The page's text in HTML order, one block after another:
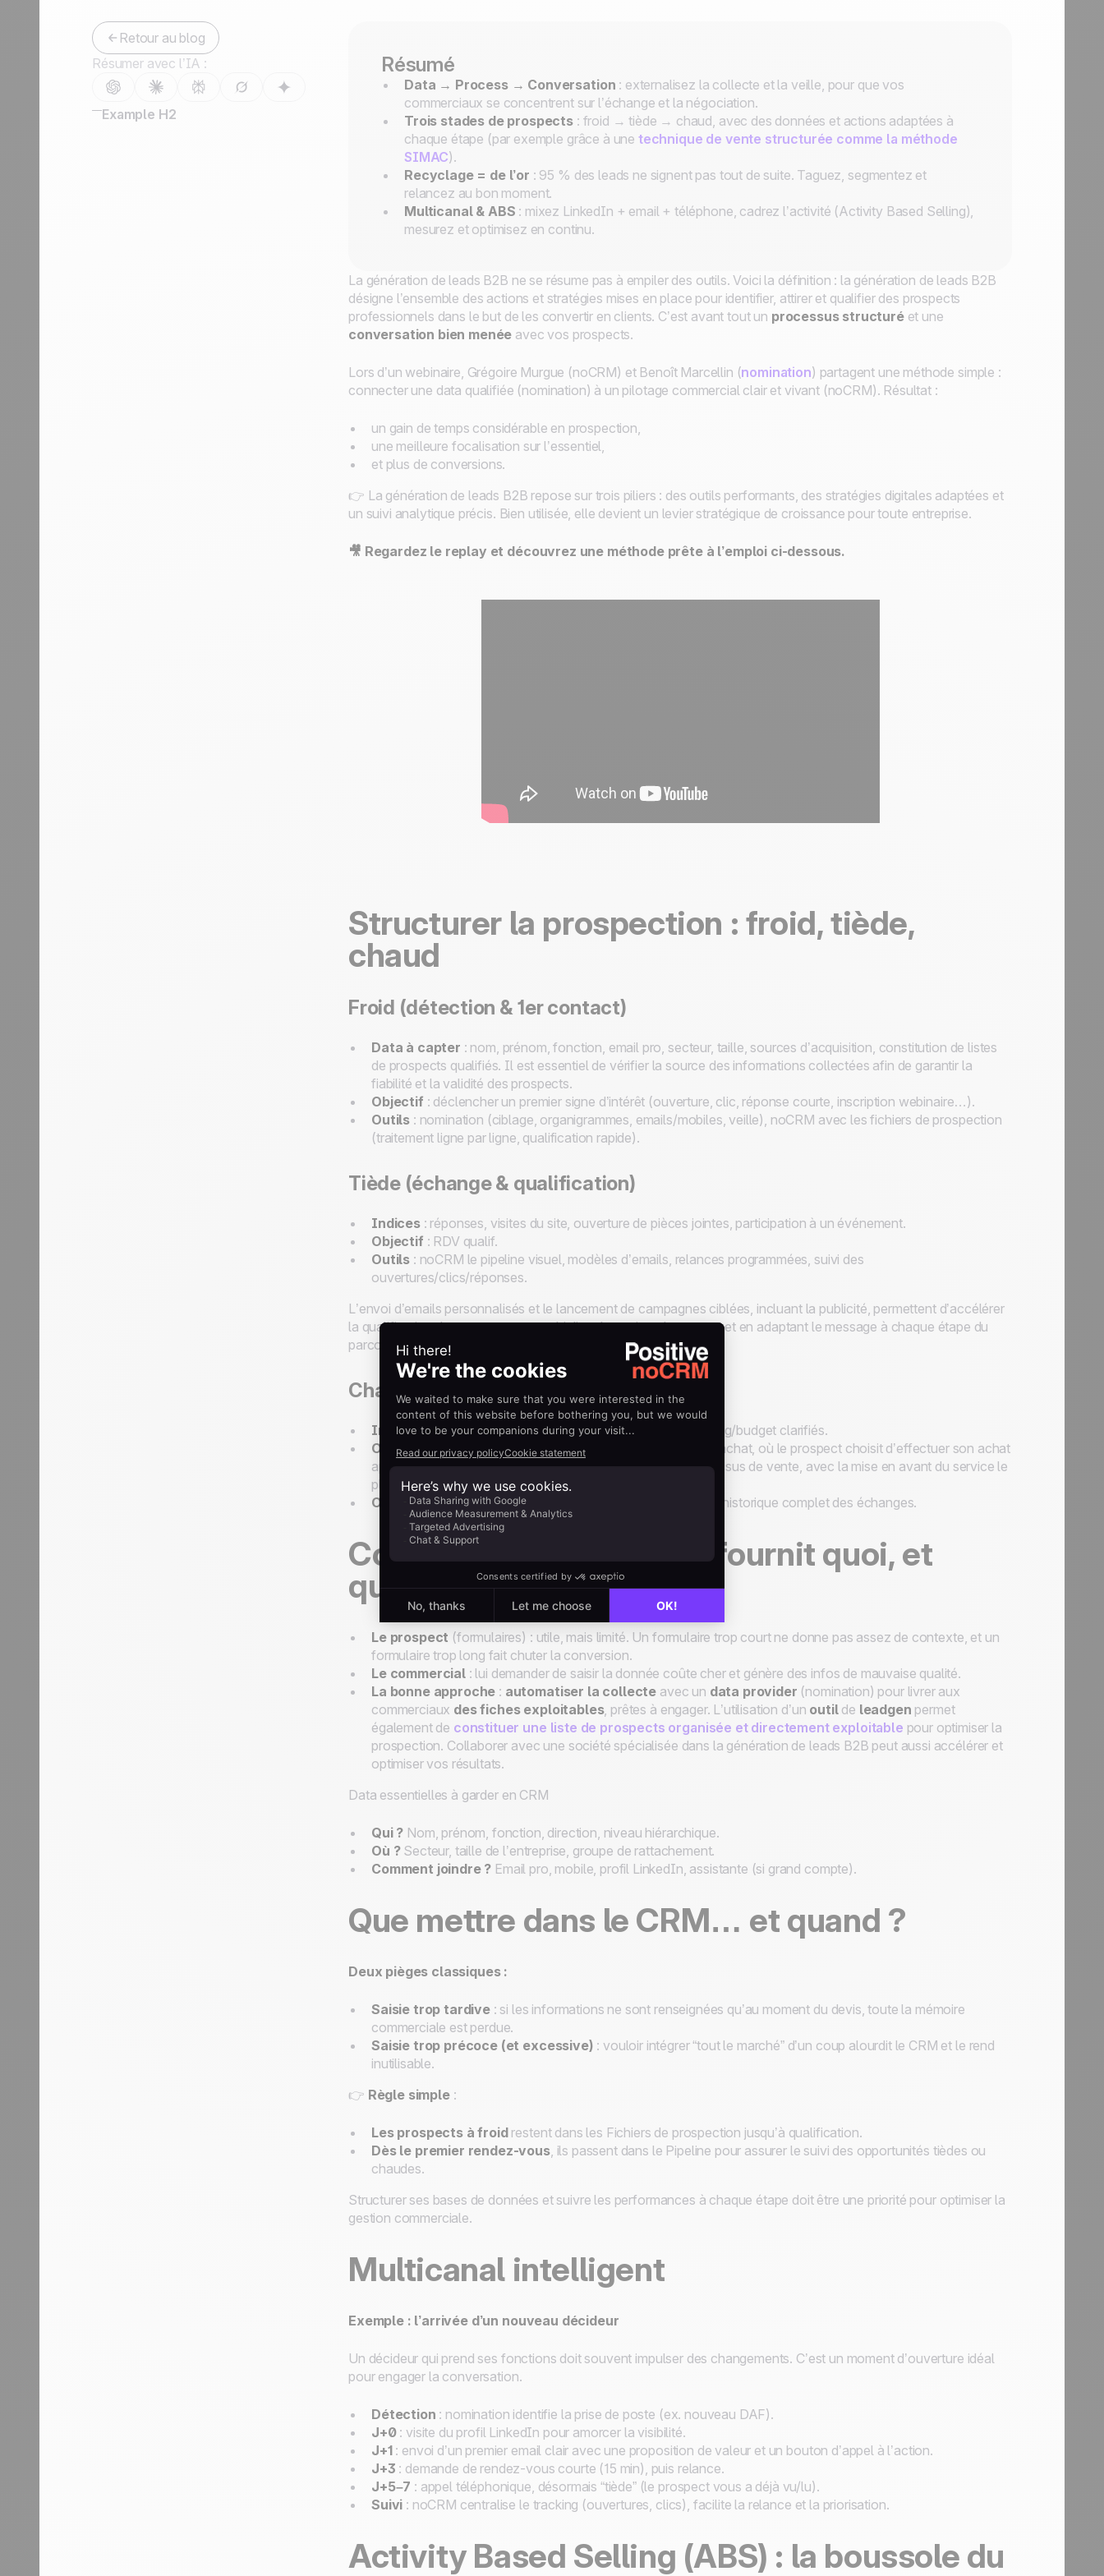
Retour au blog
Résumer avec l’IA :
Example H2
Résumé
Data → Process → Conversation : externalisez la collecte et la veille, pour que vos
commerciaux se concentrent sur l’échange et la négociation.
Trois stades de prospects : froid → tiède → chaud, avec des données et actions adaptées à
chaque étape (par exemple grâce à une technique de vente structurée comme la méthode
SIMAC).
Recyclage = de l’or : 95 % des leads ne signent pas tout de suite. Taguez, segmentez et
relancez au bon moment.
Multicanal & ABS : mixez LinkedIn + email + téléphone, cadrez l’activité (Activity Based Selling),
mesurez et optimisez en continu.
La génération de leads B2B ne se résume pas à empiler des outils. Voici la définition : la génération de leads B2B
désigne l’ensemble des actions et stratégies mises en place pour identifier, attirer et qualifier des prospects
professionnels dans le but de les convertir en clients. C’est avant tout un processus structuréet une
conversation bien menée avec vos prospects.
Lors d’un webinaire, Grégoire Murgue (noCRM) et Benoît Marcellin (nomination) partagent une méthode simple :
connecter une data qualifiée (nomination) à un pilotage commercial clair et vivant (noCRM). Résultat :
un gain de temps considérable en prospection,
une meilleure focalisation sur l’essentiel,
et plus de conversions.
👉 La génération de leads B2B repose sur trois piliers : des outils performants, des stratégies digitales adaptées et
un suivi analytique précis. Bien utilisée, elle devient un levier stratégique de croissance pour toute entreprise.
🎥 Regardez le replay et découvrez une méthode prête à l’emploi ci-dessous.
Structurer la prospection : froid, tiède,
chaud
Froid (détection & 1er contact)
Data à capter : nom, prénom, fonction, email pro, secteur, taille, sources d’acquisition, constitution de listes
de prospects qualifiés. Il est essentiel de vérifier la source des informations collectées afin de garantir la
fiabilité et la validité des prospects.
Objectif : déclencher un premier signe d’intérêt (ouverture, clic, réponse courte, inscription webinaire…).
Outils : nomination (ciblage, organigrammes, emails/mobiles, veille), noCRM avec les fichiers de prospection
(traitement ligne par ligne, qualification rapide).
Tiède (échange & qualification)
Indices: réponses, visites du site, ouverture de pièces jointes, participation à un événement.
Objectif : RDV qualif.
Outils : noCRM le pipeline visuel, modèles d’emails, relances programmées, suivi des
ouvertures/clics/réponses.
L’envoi d’emails personnalisés et le lancement de campagnes ciblées, incluant la publicité, permettent d’accélérer
la qualification des prospects en multipliant les points de contact et en adaptant le message à chaque étape du
parcours.
Chaud (négociation & closing)
Indices : demande de démo/devis, objections précises, timing/budget clarifiés.
Objectif: signature. Cette étape correspond à la décision d’achat, où le prospect choisit d’effectuer son achat
après avoir comparé les options, et à la finalisation du processus de vente, avec la mise en avant du service le
plus adapté aux besoins du prospect.
Outils: tâches et relances datées, devis/factures (noCRM), historique complet des échanges.
Collecter la donnée : qui fournit quoi, et
quand ?
Le prospect (formulaires) : utile, mais limité. Un formulaire trop court ne donne pas assez de contexte, et un
formulaire trop long fait chuter la conversion.
Le commercial: lui demander de saisir la donnée coûte cher et génère des infos de mauvaise qualité.
La bonne approche : automatiser la collecte avec un data provider (nomination) pour livrer aux
commerciaux des fiches exploitables, prêtes à engager. L’utilisation d’un outilde leadgen permet
également de constituer une liste de prospects organisée et directement exploitable pour optimiser la
prospection. Collaborer avec une société spécialisée dans la génération de leads B2B peut aussi accélérer et
optimiser vos résultats.
Data essentielles à garder en CRM
Qui ? Nom, prénom, fonction, direction, niveau hiérarchique.
Où ?Secteur, taille de l’entreprise, groupe de rattachement.
Comment joindre ? Email pro, mobile, profil LinkedIn, assistante (si grand compte).
Que mettre dans le CRM… et quand ?
Deux pièges classiques :
Saisie trop tardive: si les informations ne sont renseignées qu’au moment du devis, toute la mémoire
commerciale est perdue.
Saisie trop précoce (et excessive) : vouloir intégrer “tout le marché” d’un coup alourdit le CRM et le rend
inutilisable.
👉 Règle simple:
Les prospects à froid restent dans les Fichiers de prospection jusqu’à qualification.
Dès le premier rendez-vous, ils passent dans le Pipeline pour assurer le suivi des opportunités tièdes ou
chaudes.
Structurer ses bases de données et suivre les performances à chaque étape doit être une priorité pour optimiser la
gestion commerciale.
Multicanal intelligent
Exemple : l’arrivée d’un nouveau décideur
Un décideur qui prend ses fonctions doit souvent impulser des changements. C’est un moment d’ouverture idéal
pour engager la conversation.
Détection : nomination identifie la prise de poste (ex. nouveau DAF).
J+0: visite du profil LinkedIn pour amorcer la visibilité.
J+1: envoi d’un premier email clair avec une proposition de valeur et un bouton d’appel à l’action.
J+3 : demande de rendez-vous courte (15 min), puis relance.
J+5–7 : appel téléphonique, désormais “tiède” (le prospect vous a déjà vu/lu).
Suivi : noCRM centralise le tracking (ouvertures, clics), facilite la relance et la priorisation.
Activity Based Selling (ABS) : la boussole du